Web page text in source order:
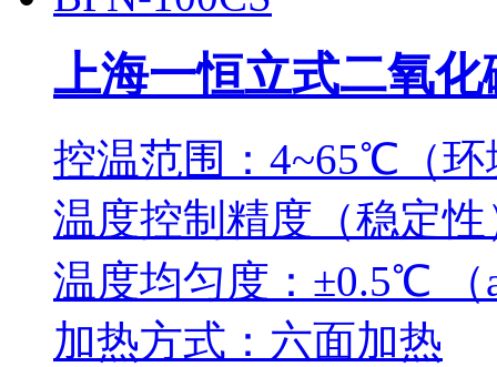
上海一恒立式二氧化
控温范围：4~65℃（
温度控制精度（稳定
温度均匀度：±0.5℃
加热方式：六面加热